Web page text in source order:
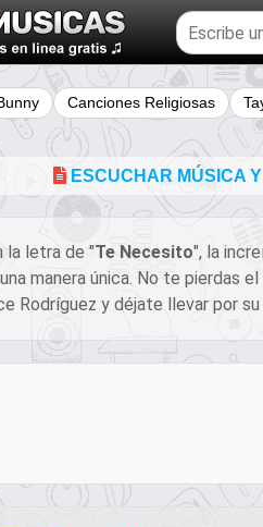
Buscar
temas
musicales
Canciones Religiosas
ESCUCHAR MÚSICA
la letra de "Te Necesito", la
manera única. No te pierdas
Rodríguez y déjate llevar por